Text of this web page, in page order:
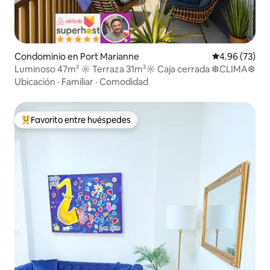
Condominio en Port Marianne Calificación
4.96 (73)
Luminoso 47m² ☼ Terraza 31m²☼ Caja cerrada ❆CLIMA❆
Ubicación · Familiar · Comodidad
De los mejores en Favorito entre huéspedes
Favorito entre huéspedes